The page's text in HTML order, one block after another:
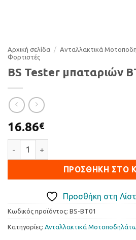
Αρχική σελίδα / Ανταλλακτικά
Φορτιστές
BS Tester μπαταριών
16.86€
ΠΡΟΣΘΉΚΗ ΣΤΟ
Προσθήκη στη
Κωδικός προϊόντος: BS-BT01
Κατηγορίες: Ανταλλακτικά